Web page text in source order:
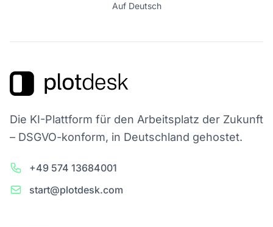
Auf Deutsch
Die KI-Plattform für den Arbeitsplatz der Zukunft
– DSGVO-konform, in Deutschland gehostet.
+49 574 13684001
start@plotdesk.com